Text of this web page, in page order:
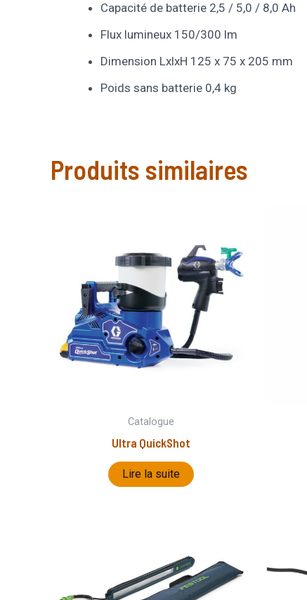
Capacité de batterie 2,5 / 5,0 / 8,0 Ah
Flux lumineux 150/300 lm
Dimension LxlxH 125 x 75 x 205 mm
Poids sans batterie 0,4 kg
Produits similaires
Catalogue
Ultra QuickShot
Lire la suite